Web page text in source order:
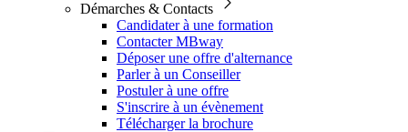
Démarches & Contacts
Candidater à une formation
Contacter MBway
Déposer une offre d'alternance
Parler à un Conseiller
Postuler à une offre
S'inscrire à un évènement
Télécharger la brochure